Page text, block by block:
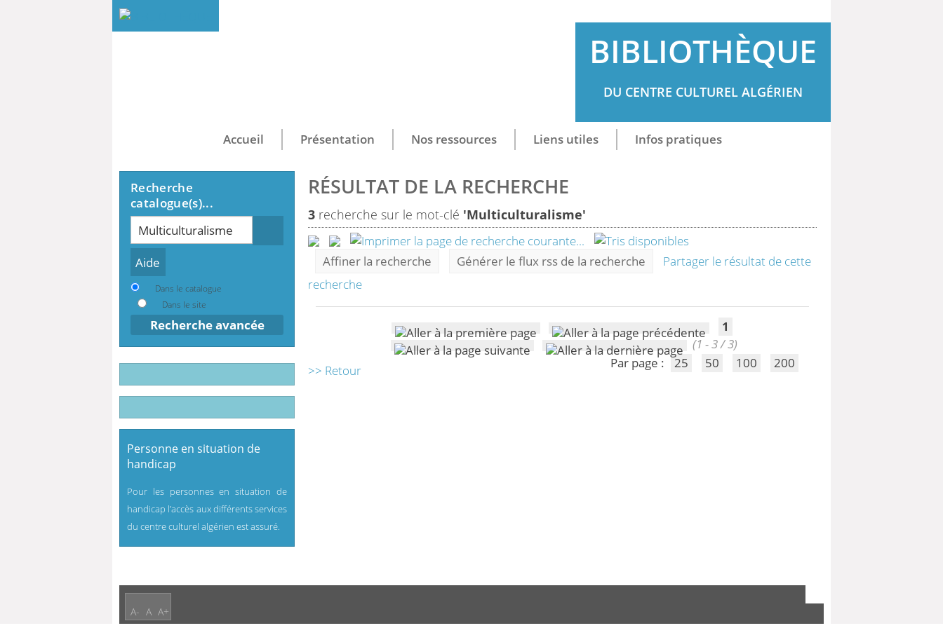
BIBLIOTHÈQUE
DU CENTRE CULTUREL ALGÉRIEN
Accueil Présentation Nos ressources Liens utiles Infos pratiques
RÉSULTAT DE LA RECHERCHE
3 recherche sur le mot-clé 'Multiculturalisme'
Affiner la recherche Générer le flux rss de la recherche
Partager le résultat de cette
recherche
1
(1 - 3 / 3)
Par page :
25 50 100 200
>> Retour
Recherche
catalogue(s)...
Recherche
Dans le catalogue
Dans le site
Recherche avancée
Personne en situation de
handicap
Pour les personnes en situation de
handicap l’accès aux différents services
du centre culturel algérien est assuré.
A- A A+